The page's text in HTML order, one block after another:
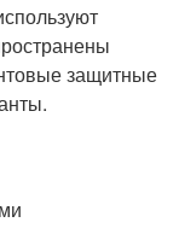
защитные